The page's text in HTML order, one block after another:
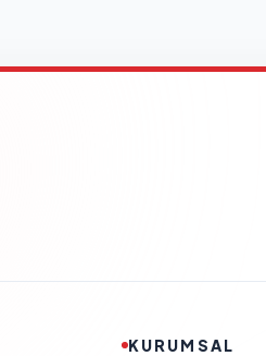
KURUMSAL